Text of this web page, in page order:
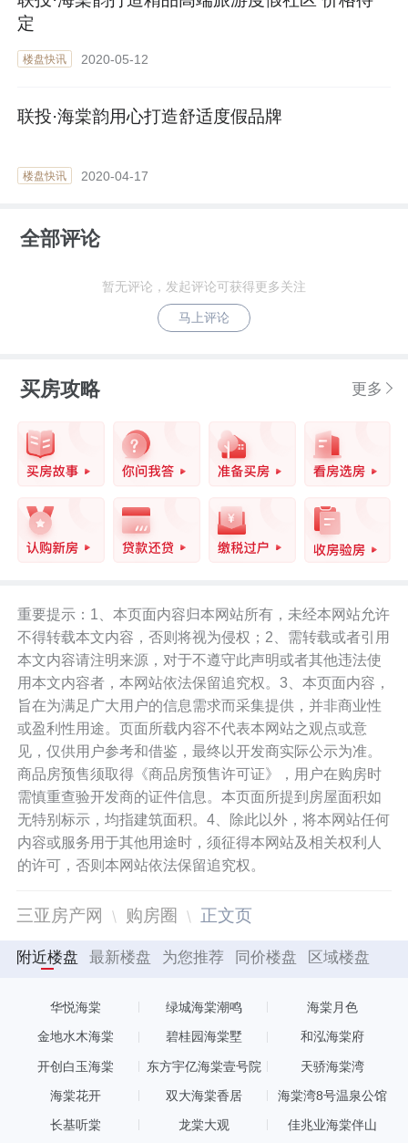
定
楼盘快讯 2020-05-12
联投·海棠韵用心打造舒适度假品牌
楼盘快讯 2020-04-17
全部评论
暂无评论，发起评论可获得更多关注
马上评论
买房攻略 更多
重要提示：1、本页面内容归本网站所有，未经本网站允许
不得转载本文内容，否则将视为侵权；2、需转载或者引用
本文内容请注明来源，对于不遵守此声明或者其他违法使
用本文内容者，本网站依法保留追究权。3、本页面内容，
旨在为满足广大用户的信息需求而采集提供，并非商业性
或盈利性用途。页面所载内容不代表本网站之观点或意
见，仅供用户参考和借鉴，最终以开发商实际公示为准。
商品房预售须取得《商品房预售许可证》，用户在购房时
需慎重查验开发商的证件信息。本页面所提到房屋面积如
无特别标示，均指建筑面积。4、除此以外，将本网站任何
内容或服务用于其他用途时，须征得本网站及相关权利人
的许可，否则本网站依法保留追究权。
三亚房产网 购房圈 正文页
附近楼盘 最新楼盘 为您推荐 同价楼盘 区域楼盘
华悦海棠 绿城海棠潮鸣 海棠月色
金地水木海棠 碧桂园海棠墅 和泓海棠府
开创白玉海棠 东方宇亿海棠壹号院 天骄海棠湾
海棠花开 双大海棠香居 海棠湾8号温泉公馆
长基听棠 龙棠大观 佳兆业海棠伴山